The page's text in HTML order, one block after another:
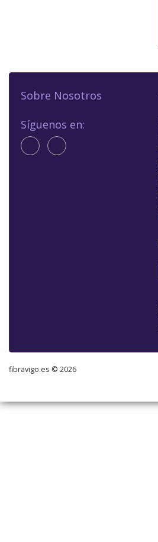
Sobre Nosotros
Síguenos en:
fibravigo.es © 2026